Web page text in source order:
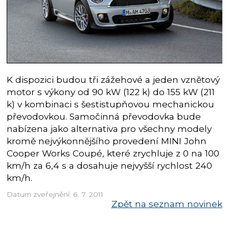
K dispozici budou tři zážehové a jeden vznětový
motor s výkony od 90 kW (122 k) do 155 kW (211
k) v kombinaci s šestistupňovou mechanickou
převodovkou. Samočinná převodovka bude
nabízena jako alternativa pro všechny modely
kromě nejvýkonnějšího provedení MINI John
Cooper Works Coupé, které zrychluje z 0 na 100
km/h za 6,4 s a dosahuje nejvyšší rychlost 240
km/h.
Datum zveřejnění: 6. 7. 2011
Zpět na seznam novinek